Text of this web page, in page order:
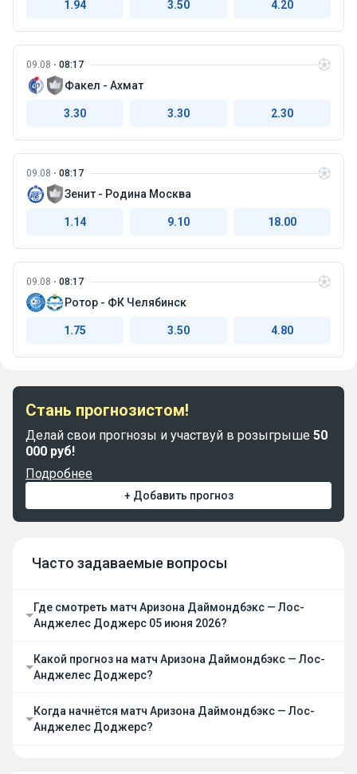
1.94 3.50 4.20
09.08 08:17
Факел - Ахмат
3.30 3.30 2.30
09.08 08:17
Зенит - Родина Москва
1.14 9.10 18.00
09.08 08:17
Ротор - ФК Челябинск
1.75 3.50 4.80
Стань прогнозистом!
Делай свои прогнозы и участвуй в розыгрыше 50
000 руб!
Подробнее
+ Добавить прогноз
Часто задаваемые вопросы
Где смотреть матч Аризона Даймондбэкс — Лос-
Анджелес Доджерс 05 июня 2026?
Какой прогноз на матч Аризона Даймондбэкс — Лос-
Анджелес Доджерс?
Когда начнётся матч Аризона Даймондбэкс — Лос-
Анджелес Доджерс?